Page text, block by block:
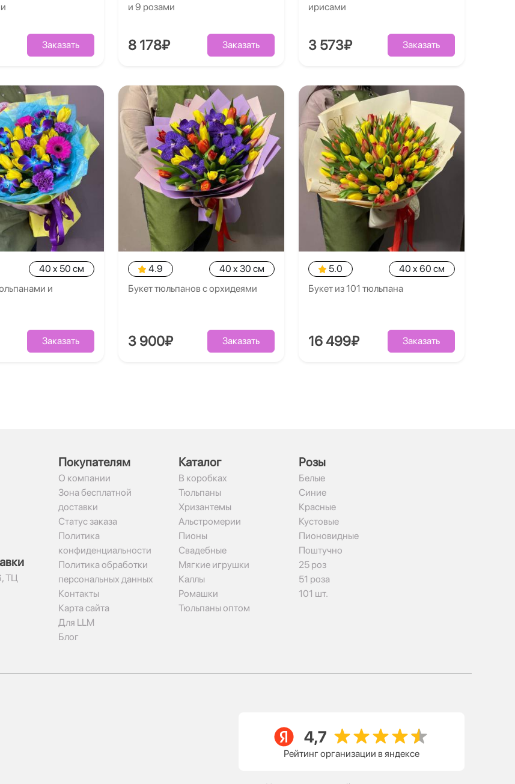
Заказать
и 9 розами
8 178₽ Заказать
ирисами
3 573₽ Заказать
40 x 50 см
и
Заказать
4.9
40 x 30 см
Букет тюльпанов с орхидеями
3 900₽ Заказать
5.0
40 x 60 см
Букет из 101 тюльпана
16 499₽ Заказать
ТЦ
Покупателям
О компании
Зона бесплатной
доставки
Статус заказа
Политика
конфиденциальности
Политика обработки
персональных данных
Контакты
Карта сайта
Для LLM
Блог
Каталог
В коробках
Тюльпаны
Хризантемы
Альстромерии
Пионы
Свадебные
Мягкие игрушки
Каллы
Ромашки
Тюльпаны оптом
Рoзы
Белые
Синие
Красные
Кустовые
Пионовидные
Поштучно
25 роз
51 роза
101 шт.
Рейтинг организации в яндексе